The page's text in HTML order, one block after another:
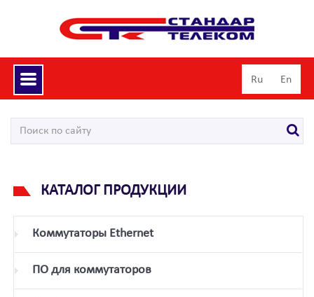
Toggle
navigation
Ru En
КАТАЛОГ ПРОДУКЦИИ
Коммутаторы Ethernet
ПО для коммутаторов